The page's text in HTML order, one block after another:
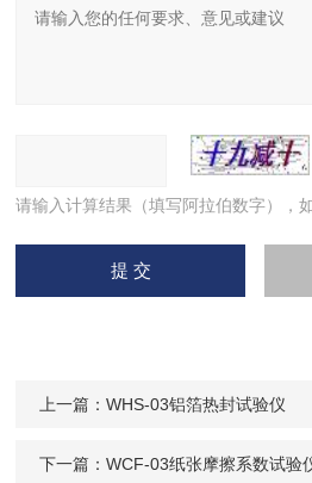
请输入计算结果（填写阿拉伯数字），
上一篇：WHS-03铝箔热封试验仪
下一篇：WCF-03纸张摩擦系数试验